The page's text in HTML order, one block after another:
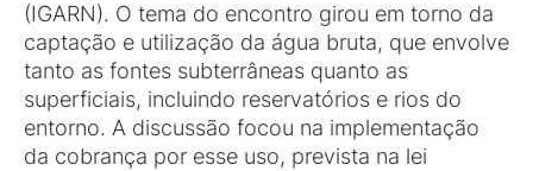
(IGARN). O tema do encontro girou em torno da
captação e utilização da água bruta, que envolve
tanto as fontes subterrâneas quanto as
superficiais, incluindo reservatórios e rios do
entorno. A discussão focou na implementação
da cobrança por esse uso, prevista na lei